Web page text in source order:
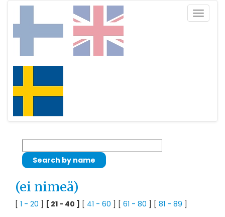
Toggle
(ei nimeä)
[ 1 - 20 ] [ 21 - 40 ] [ 41 - 60 ] [ 61 - 80 ] [ 81 - 89 ]